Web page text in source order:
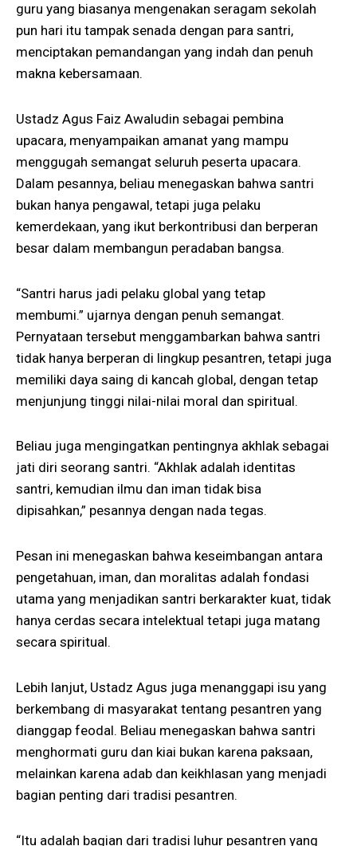
guru yang biasanya mengenakan seragam sekolah
pun hari itu tampak senada dengan para santri,
menciptakan pemandangan yang indah dan penuh
makna kebersamaan.
Ustadz Agus Faiz Awaludin sebagai pembina
upacara, menyampaikan amanat yang mampu
menggugah semangat seluruh peserta upacara.
Dalam pesannya, beliau menegaskan bahwa santri
bukan hanya pengawal, tetapi juga pelaku
kemerdekaan, yang ikut berkontribusi dan berperan
besar dalam membangun peradaban bangsa.
“Santri harus jadi pelaku global yang tetap
membumi.” ujarnya dengan penuh semangat.
Pernyataan tersebut menggambarkan bahwa santri
tidak hanya berperan di lingkup pesantren, tetapi juga
memiliki daya saing di kancah global, dengan tetap
menjunjung tinggi nilai-nilai moral dan spiritual.
Beliau juga mengingatkan pentingnya akhlak sebagai
jati diri seorang santri. “Akhlak adalah identitas
santri, kemudian ilmu dan iman tidak bisa
dipisahkan,” pesannya dengan nada tegas.
Pesan ini menegaskan bahwa keseimbangan antara
pengetahuan, iman, dan moralitas adalah fondasi
utama yang menjadikan santri berkarakter kuat, tidak
hanya cerdas secara intelektual tetapi juga matang
secara spiritual.
Lebih lanjut, Ustadz Agus juga menanggapi isu yang
berkembang di masyarakat tentang pesantren yang
dianggap feodal. Beliau menegaskan bahwa santri
menghormati guru dan kiai bukan karena paksaan,
melainkan karena adab dan keikhlasan yang menjadi
bagian penting dari tradisi pesantren.
“Itu adalah bagian dari tradisi luhur pesantren yang